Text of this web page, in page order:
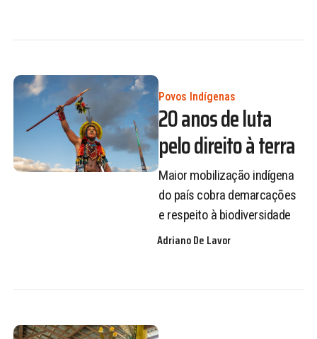
Povos Indígenas
20 anos de luta
pelo direito à terra
Maior mobilização indígena
do país cobra demarcações
e respeito à biodiversidade
Adriano De Lavor